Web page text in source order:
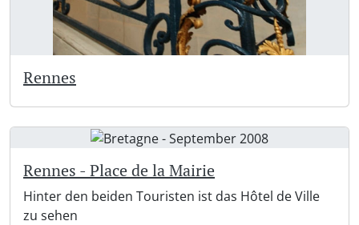
Rennes
Rennes - Place de la Mairie
Hinter den beiden Touristen ist das Hôtel de Ville
zu sehen